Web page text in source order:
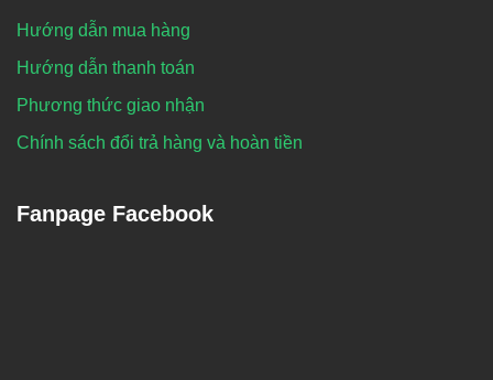
Hướng dẫn mua hàng
Hướng dẫn thanh toán
Phương thức giao nhận
Chính sách đổi trả hàng và hoàn tiền
Fanpage Facebook